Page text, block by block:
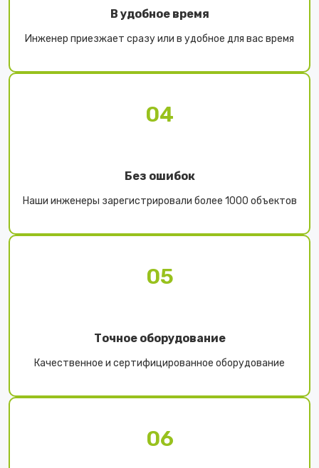
В удобное время
Инженер приезжает сразу или в удобное для вас время
04
Без ошибок
Наши инженеры зарегистрировали более 1000 объектов
05
Точное оборудование
Качественное и сертифицированное оборудование
06